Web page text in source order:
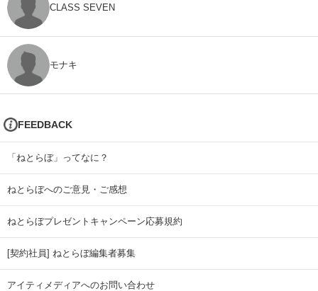
CLASS SEVEN
モナキ
FEEDBACK
「ねとらぼ」ってなに？
ねとらぼへのご意見・ご感想
ねとらぼプレゼントキャンペーン応募規約
[契約社員] ねとらぼ編集者募集
アイティメディアへのお問い合わせ